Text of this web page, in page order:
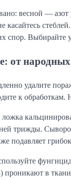
весной —
касайтесь
спор. Выбирайте
от
удалите
к
ложка
трижды.
подавляет
проникают в